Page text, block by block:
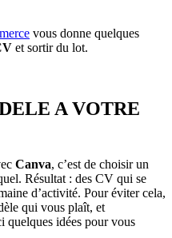
vous donne quelques
et sortir du lot.
A VOTRE
Canva, c’est de choisir un
Résultat : des CV qui se
d’activité. Pour éviter cela,
qui vous plaît, et
quelques idées pour vous